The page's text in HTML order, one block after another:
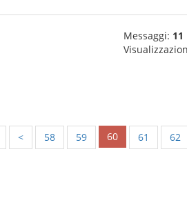
Messaggi: 11
< 58 59 60 61 62